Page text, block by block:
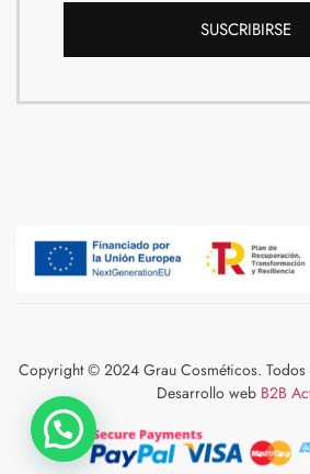
SUSCRIBIRSE
Copyright © 2024 Grau Cosméticos. Todos
Desarrollo web B2B